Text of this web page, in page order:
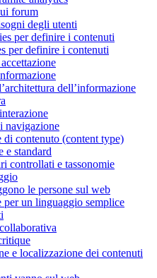
forum
degli utenti
per definire i contenuti
per definire i contenuti
dell’informazione
navigazione
contenuto (content type)
e standard
controllati e tassonomie
le persone sul web
per un linguaggio semplice
e localizzazione dei contenuti